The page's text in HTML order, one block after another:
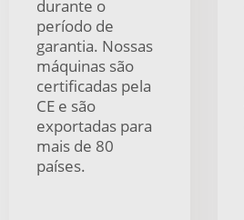
durante o
período de
garantia. Nossas
máquinas são
certificadas pela
CE e são
exportadas para
mais de 80
países.